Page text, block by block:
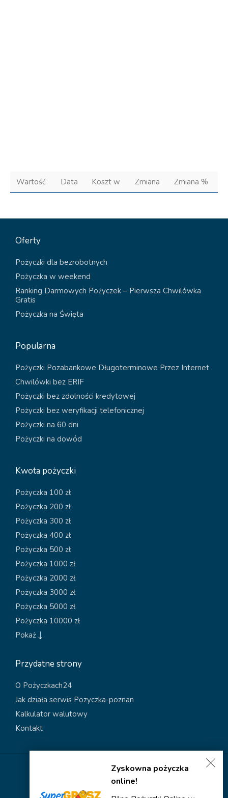
Wartość Data Koszt w Zmiana Zmiana %
Zyskowna pożyczka
online!
Oferty
Pożyczki dla bezrobotnych
Pożyczka w weekend
Ranking Darmowych Pożyczek – Pierwsza Chwilówka
Gratis
Pożyczka na Święta
Popularna
Pożyczki Pozabankowe Długoterminowe Przez Internet
Chwilówki bez ERIF
Pożyczki bez zdolności kredytowej
Pożyczki bez weryfikacji telefonicznej
Pożyczki na 60 dni
Pożyczki na dowód
Kwota pożyczki
Pożyczka 100 zł
Pożyczka 200 zł
Pożyczka 300 zł
Pożyczka 400 zł
Pożyczka 500 zł
Pożyczka 1000 zł
Pożyczka 2000 zł
Pożyczka 3000 zł
Pożyczka 5000 zł
Pożyczka 10000 zł
Pokaż
Przydatne strony
O Pożyczkach24
Jak działa serwis Pozyczka-poznan
Kalkulator walutowy
Kontakt
Polityka dotycząca plików cookies
Polityka prywatności